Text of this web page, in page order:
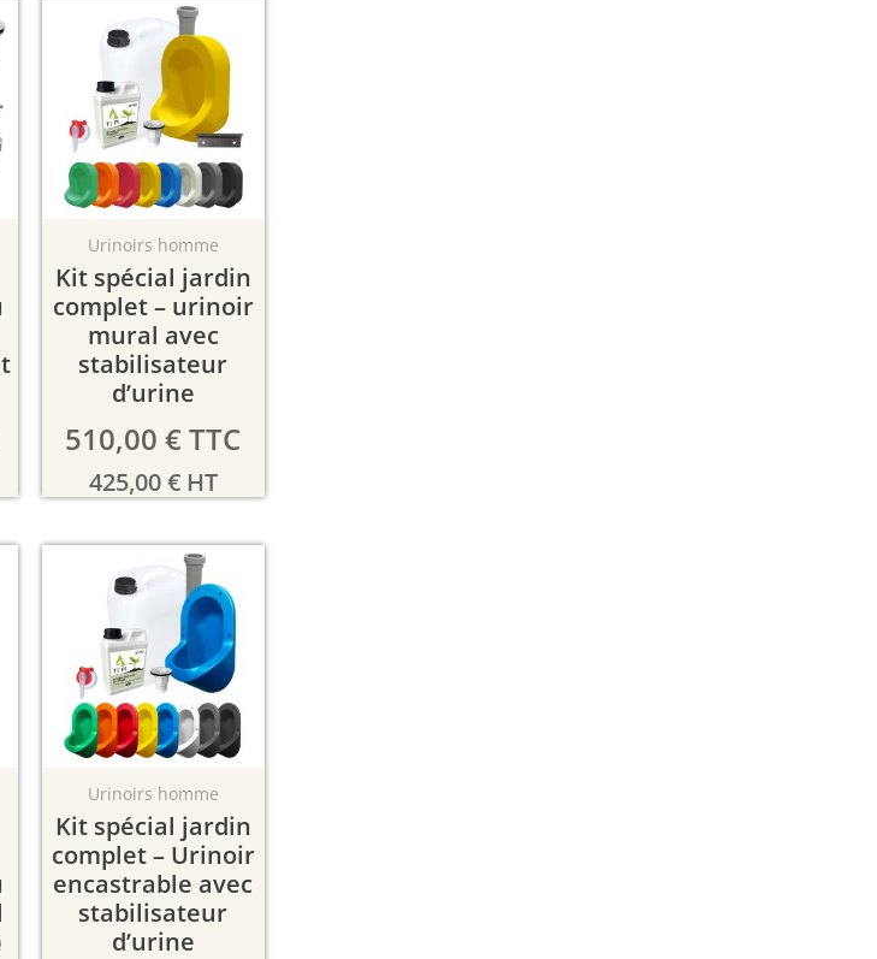
Urinoirs homme
Kit spécial jardin
complet – urinoir
mural avec
stabilisateur
d’urine
510,00€TTC
425,00€HT
Urinoirs homme
Kit spécial jardin
complet – Urinoir
encastrable avec
stabilisateur
d’urine